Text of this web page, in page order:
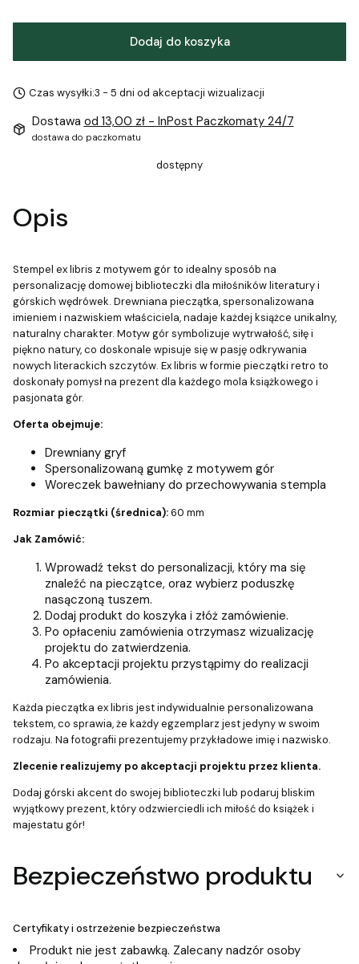
Dodaj do koszyka
Czas wysyłki:3 - 5 dni od akceptacji wizualizacji
Dostawa od 13,00 zł - InPost Paczkomaty 24/7
dostawa do paczkomatu
dostępny
Opis
Stempel ex libris z motywem gór to idealny sposób na
personalizację domowej biblioteczki dla miłośników literatury i
górskich wędrówek. Drewniana pieczątka, spersonalizowana
imieniem i nazwiskiem właściciela, nadaje każdej książce unikalny,
naturalny charakter. Motyw gór symbolizuje wytrwałość, siłę i
piękno natury, co doskonale wpisuje się w pasję odkrywania
nowych literackich szczytów. Ex libris w formie pieczątki retro to
doskonały pomysł na prezent dla każdego mola książkowego i
pasjonata gór.
Oferta obejmuje:
Drewniany gryf
Spersonalizowaną gumkę z motywem gór
Woreczek bawełniany do przechowywania stempla
Rozmiar pieczątki (średnica):60 mm
Jak Zamówić:
Wprowadź tekst do personalizacji, który ma się
znaleźć na pieczątce, oraz wybierz poduszkę
nasączoną tuszem.
Dodaj produkt do koszyka i złóż zamówienie.
Po opłaceniu zamówienia otrzymasz wizualizację
projektu do zatwierdzenia.
Po akceptacji projektu przystąpimy do realizacji
zamówienia.
Każda pieczątka ex libris jest indywidualnie personalizowana
tekstem, co sprawia, że każdy egzemplarz jest jedyny w swoim
rodzaju. Na fotografii prezentujemy przykładowe imię i nazwisko.
Zlecenie realizujemy po akceptacji projektu przez klienta.
Dodaj górski akcent do swojej biblioteczki lub podaruj bliskim
wyjątkowy prezent, który odzwierciedli ich miłość do książek i
majestatu gór!
Bezpieczeństwo produktu
Certyfikaty i ostrzeżenie bezpieczeństwa
Produkt nie jest zabawką. Zalecany nadzór osoby